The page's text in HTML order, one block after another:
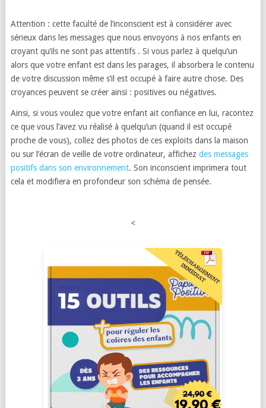
Attention : cette faculté de l’inconscient est à considérer avec
sérieux dans les messages que nous envoyons à nos enfants en
croyant qu’ils ne sont pas attentifs . Si vous parlez à quelqu’un
alors que votre enfant est dans les parages, il absorbera le contenu
de votre discussion même s’il est occupé à faire autre chose. Des
croyances peuvent se créer ainsi : positives ou négatives.
Ainsi, si vous voulez que votre enfant ait confiance en lui, racontez
ce que vous l’avez vu réalisé à quelqu’un (quand il est occupé
proche de vous), collez des photos de ces exploits dans la maison
ou sur l’écran de veille de votre ordinateur, affichez des messages
positifs dans son environnement. Son inconscient imprimera tout
cela et modifiera en profondeur son schéma de pensée.
<